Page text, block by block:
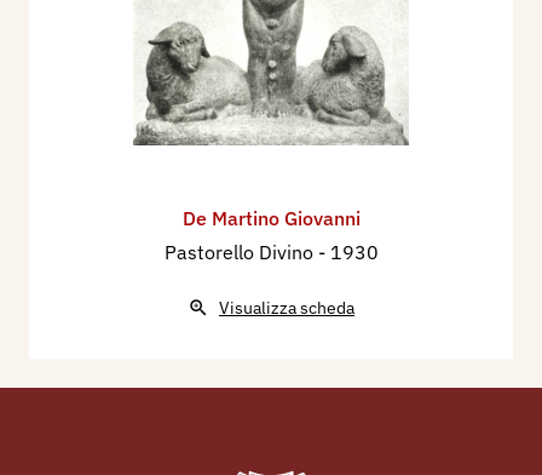
De Martino Giovanni
Pastorello Divino - 1930
Visualizza scheda